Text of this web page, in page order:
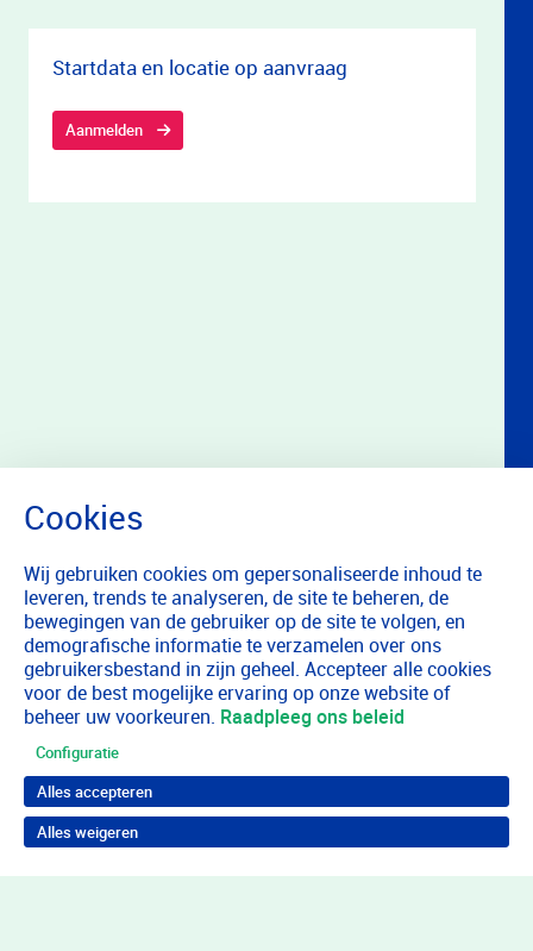
Startdata en locatie op aanvraag
Aanmelden
Wij gebruiken cookies om gepersonaliseerde inhoud te
leveren, trends te analyseren, de site te beheren, de
bewegingen van de gebruiker op de site te volgen, en
demografische informatie te verzamelen over ons
gebruikersbestand in zijn geheel. Accepteer alle cookies
voor de best mogelijke ervaring op onze website of
beheer uw voorkeuren. Raadpleeg ons beleid
Configuratie
Alles accepteren
Alles weigeren